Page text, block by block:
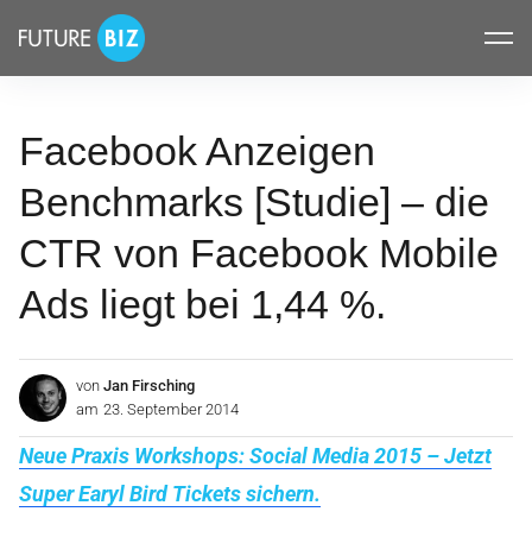
überspringen
FUTUREBIZ
Facebook Anzeigen
Benchmarks [Studie] – die
CTR von Facebook Mobile
Ads liegt bei 1,44 %.
von Jan Firsching
am 23. September 2014
Neue Praxis Workshops: Social Media 2015 – Jetzt
Super Earyl Bird Tickets sichern.